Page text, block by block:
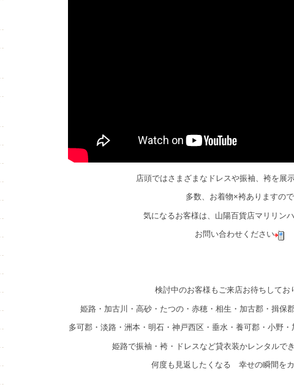
店頭ではさまざまなドレスや振袖、袴を展
多数、お着物×袴ありますので
気になるお客様は、山陽百貨店マリリン
お問い合わせください
検討中のお客様もご来店お待ちしてお
姫路・加古川・高砂・たつの・赤穂・相生・加古郡・揖保
多可郡・淡路・洲本・明石・神戸西区・垂水・養可郡・小野
姫路で振袖・袴・ドレスなど貸衣装かレンタルで
何度も見返したくなる 幸せの瞬間を